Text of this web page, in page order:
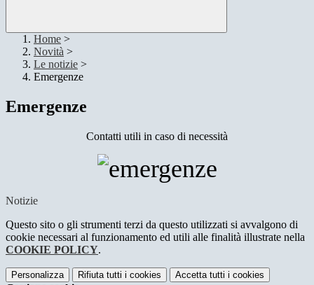
Home >
Novità >
Le notizie >
Emergenze
Emergenze
Contatti utili in caso di necessità
Notizie
Questo sito o gli strumenti terzi da questo utilizzati si avvalgono di
cookie necessari al funzionamento ed utili alle finalità illustrate nella
COOKIE POLICY.
Personalizza Rifiuta tutti i cookies Accetta tutti i cookies